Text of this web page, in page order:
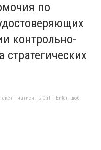
по
контрольно-
і натисніть Ctrl + Enter, щоб